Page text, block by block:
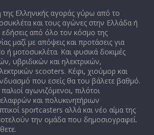
Ελληνικής αγοράς γύρω από το
και τους αγώνες στην Ελλάδα ή
εδήσεις από όλο τον κόσμο της
μαζί με απόψεις και προτάσεις για
ή μοτοσυκλέτα. Και φυσικά δοκιμές
υβριδικών και ηλεκτρικών,
scooters. Κέφι, χιούμορ και
που εσείς θα του βάλετε βαθμό.
αγωνιζόμενοι, πιλότοι
και πολυκινητήριων
sportcasters αλλά και νέο αίμα της
την ομάδα που δημοσιογραφεί.